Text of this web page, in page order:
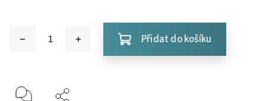
Přidat do košíku